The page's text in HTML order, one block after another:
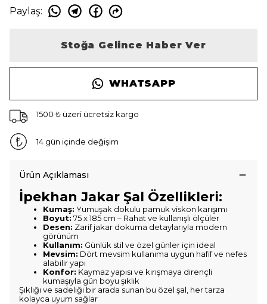
Paylaş:
Stoğa Gelince Haber Ver
WHATSAPP
1500 ₺ üzeri ücretsiz kargo
14 gün içinde değişim
Ürün Açıklaması
İpekhan Jakar Şal Özellikleri:
Kumaş: Yumuşak dokulu pamuk viskon karışımı
Boyut: 75 x 185 cm – Rahat ve kullanışlı ölçüler
Desen: Zarif jakar dokuma detaylarıyla modern
görünüm
Kullanım: Günlük stil ve özel günler için ideal
Mevsim: Dört mevsim kullanıma uygun hafif ve nefes
alabilir yapı
Konfor: Kaymaz yapısı ve kırışmaya dirençli
kumaşıyla gün boyu şıklık
Şıklığı ve sadeliği bir arada sunan bu özel şal, her tarza
kolayca uyum sağlar